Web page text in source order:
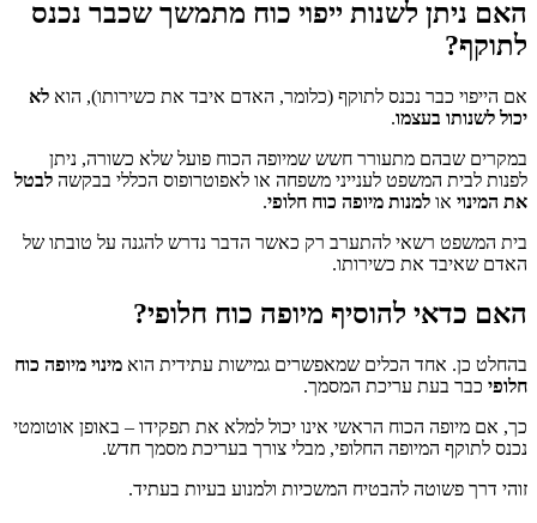
האם ניתן לשנות ייפוי כוח מתמשך שכבר נכנס
לתוקף?
אם הייפוי כבר נכנס לתוקף (כלומר, האדם איבד את כשירותו), הוא לא
יכול לשנותו בעצמו.
במקרים שבהם מתעורר חשש שמיופה הכוח פועל שלא כשורה, ניתן
לפנות לבית המשפט לענייני משפחה או לאפוטרופוס הכללי בבקשה לבטל
את המינוי או למנות מיופה כוח חלופי.
בית המשפט רשאי להתערב רק כאשר הדבר נדרש להגנה על טובתו של
האדם שאיבד את כשירותו.
האם כדאי להוסיף מיופה כוח חלופי?
בהחלט כן. אחד הכלים שמאפשרים גמישות עתידית הוא מינוי מיופה כוח
חלופי כבר בעת עריכת המסמך.
כך, אם מיופה הכוח הראשי אינו יכול למלא את תפקידו – באופן אוטומטי
נכנס לתוקף המיופה החלופי, מבלי צורך בעריכת מסמך חדש.
זוהי דרך פשוטה להבטיח המשכיות ולמנוע בעיות בעתיד.